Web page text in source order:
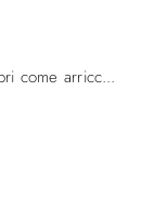
Complementi accessori e tavolini Midj: scopri come arricchire i tuoi spazi moderni con il modello Drop.